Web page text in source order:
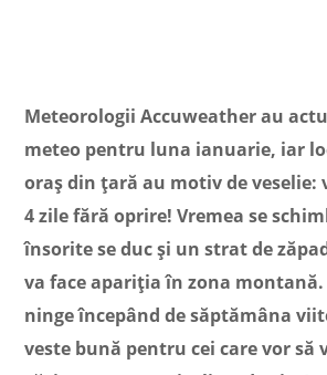
Meteorologii Accuweather au
meteo pentru luna ianuarie, iar
oraș din țară au motiv de veselie:
4 zile fără oprire! Vremea se
însorite se duc și un strat de
va face apariția în zona montană.
ninge începând de săptămâna
veste bună pentru cei care vor să